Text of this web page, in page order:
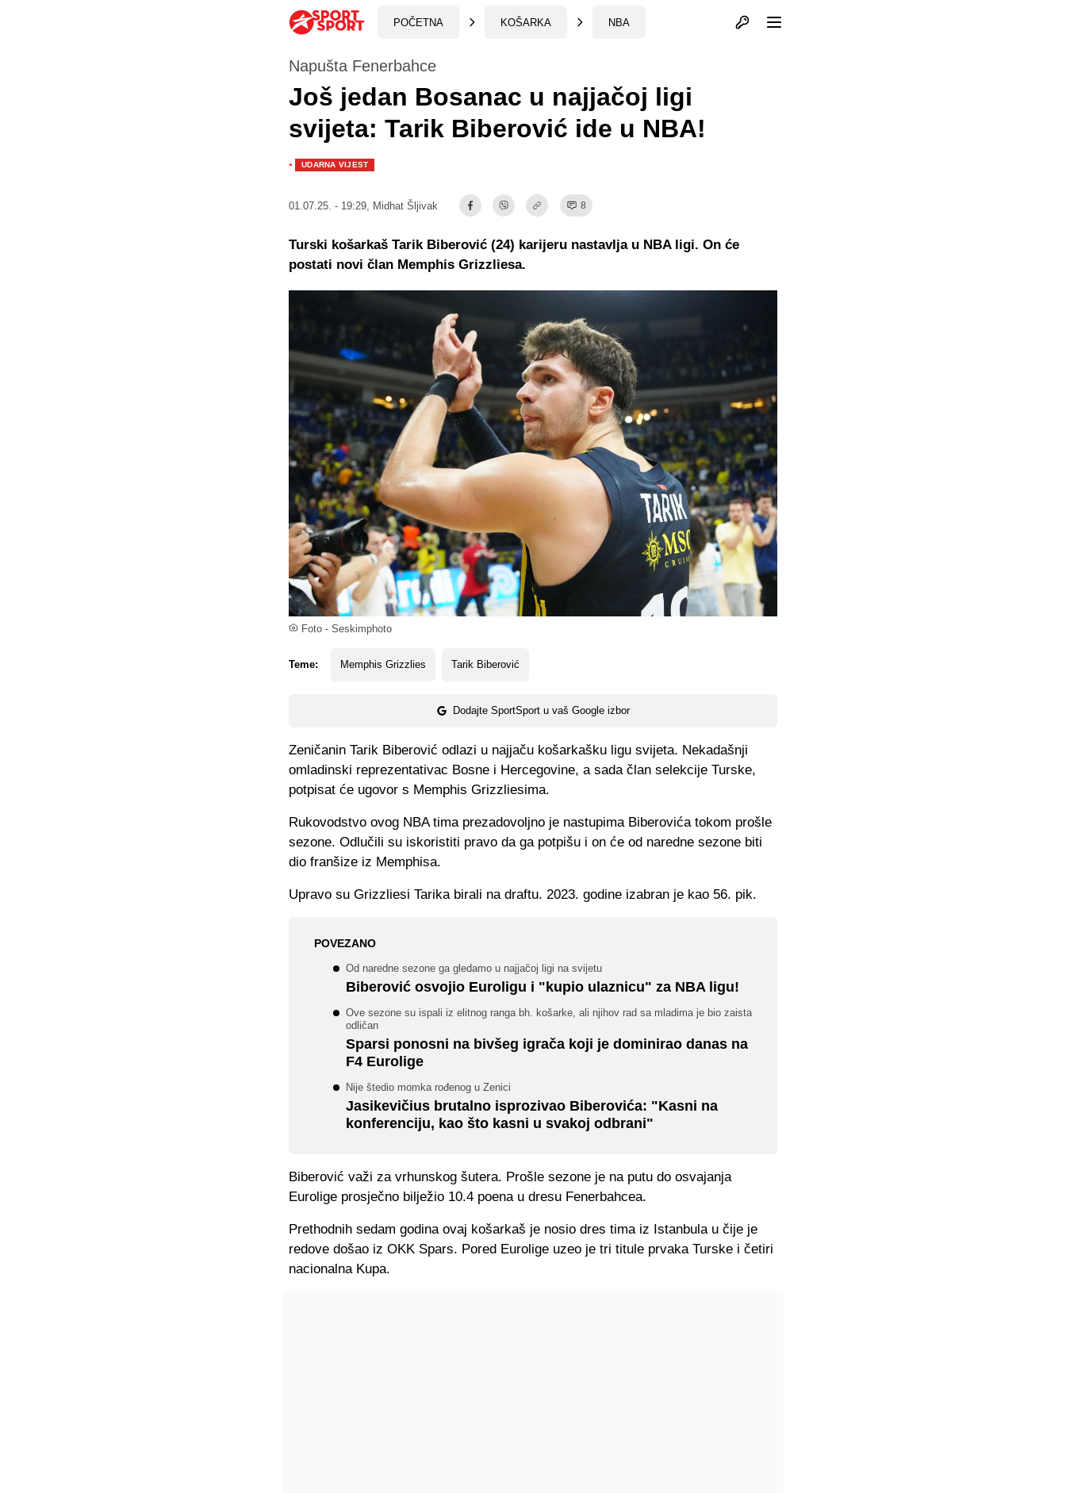
POČETNA KOŠARKA NBA Otvori profil
Foto - Seskimphoto
Napušta Fenerbahce
Još jedan Bosanac u najjačoj ligi
svijeta: Tarik Biberović ide u NBA!
· UDARNA VIJEST
01.07.25. - 19:29, Midhat Šljivak 8
Teme: Memphis Grizzlies Tarik Biberović
Dodajte SportSport u vaš Google izbor
Turski košarkaš Tarik Biberović (24) karijeru nastavlja u NBA ligi. On će
postati novi član Memphis Grizzliesa.
Zeničanin Tarik Biberović odlazi u najjaču košarkašku ligu svijeta. Nekadašnji
omladinski reprezentativac Bosne i Hercegovine, a sada član selekcije Turske,
potpisat će ugovor s Memphis Grizzliesima.
Rukovodstvo ovog NBA tima prezadovoljno je nastupima Biberovića tokom prošle
sezone. Odlučili su iskoristiti pravo da ga potpišu i on će od naredne sezone biti
dio franšize iz Memphisa.
Upravo su Grizzliesi Tarika birali na draftu. 2023. godine izabran je kao 56. pik.
POVEZANO
Od naredne sezone ga gledamo u najjačoj ligi na svijetu
Biberović osvojio Euroligu i "kupio ulaznicu" za NBA ligu!
Ove sezone su ispali iz elitnog ranga bh. košarke, ali njihov rad sa mladima je bio zaista
odličan
Sparsi ponosni na bivšeg igrača koji je dominirao danas na
F4 Eurolige
Nije štedio momka rođenog u Zenici
Jasikevičius brutalno isprozivao Biberovića: "Kasni na
konferenciju, kao što kasni u svakoj odbrani"
Biberović važi za vrhunskog šutera. Prošle sezone je na putu do osvajanja
Eurolige prosječno bilježio 10.4 poena u dresu Fenerbahcea.
Prethodnih sedam godina ovaj košarkaš je nosio dres tima iz Istanbula u čije je
redove došao iz OKK Spars. Pored Eurolige uzeo je tri titule prvaka Turske i četiri
nacionalna Kupa.